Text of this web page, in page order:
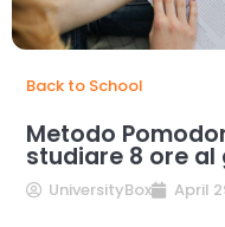
Back to School
Metodo
studiare 8 ore al
UniversityBox April